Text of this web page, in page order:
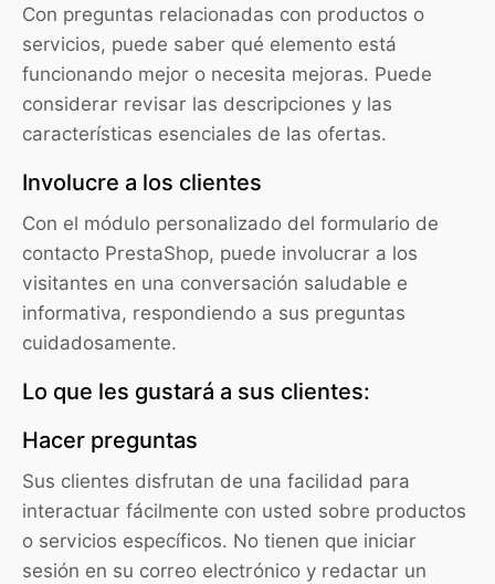
Con preguntas relacionadas con productos o
servicios, puede saber qué elemento está
funcionando mejor o necesita mejoras. Puede
considerar revisar las descripciones y las
características esenciales de las ofertas.
Involucre a los clientes
Con el módulo personalizado del formulario de
contacto PrestaShop, puede involucrar a los
visitantes en una conversación saludable e
informativa, respondiendo a sus preguntas
cuidadosamente.
Lo que les gustará a sus clientes:
Hacer preguntas
Sus clientes disfrutan de una facilidad para
interactuar fácilmente con usted sobre productos
o servicios específicos. No tienen que iniciar
sesión en su correo electrónico y redactar un